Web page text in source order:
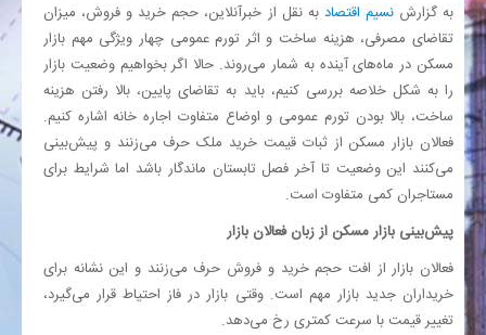
به گزارش نسیم اقتصاد به نقل از خبرآنلاین، حجم خرید و فروش، میزان
تقاضای مصرفی، هزینه ساخت و اثر تورم عمومی چهار ویژگی مهم بازار
مسکن در ماه‌های آینده به شمار می‌روند. حالا اگر بخواهیم وضعیت بازار
را به شکل خلاصه بررسی کنیم، باید به تقاضای پایین، بالا رفتن هزینه
ساخت، بالا بودن تورم عمومی و اوضاع متفاوت اجاره خانه اشاره کنیم.
فعالان بازار مسکن از ثبات قیمت خرید ملک حرف می‌زنند و پیش‌بینی
می‌کنند این وضعیت تا آخر فصل تابستان ماندگار باشد اما شرایط برای
مستاجران کمی متفاوت است.
پیش‌بینی بازار مسکن از زبان فعالان بازار
فعالان بازار از افت حجم خرید و فروش حرف می‌زنند و این نشانه برای
خریداران جدید بازار مهم است. وقتی بازار در فاز احتیاط قرار می‌گیرد،
تغییر قیمت با سرعت کمتری رخ می‌دهد.